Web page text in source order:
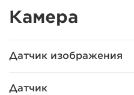
Камера
Датчик изображения
Датчик